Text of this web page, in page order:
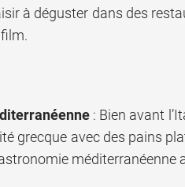
à déguster dans des
: Bien avant
grecque avec des pains
méditerranéenne